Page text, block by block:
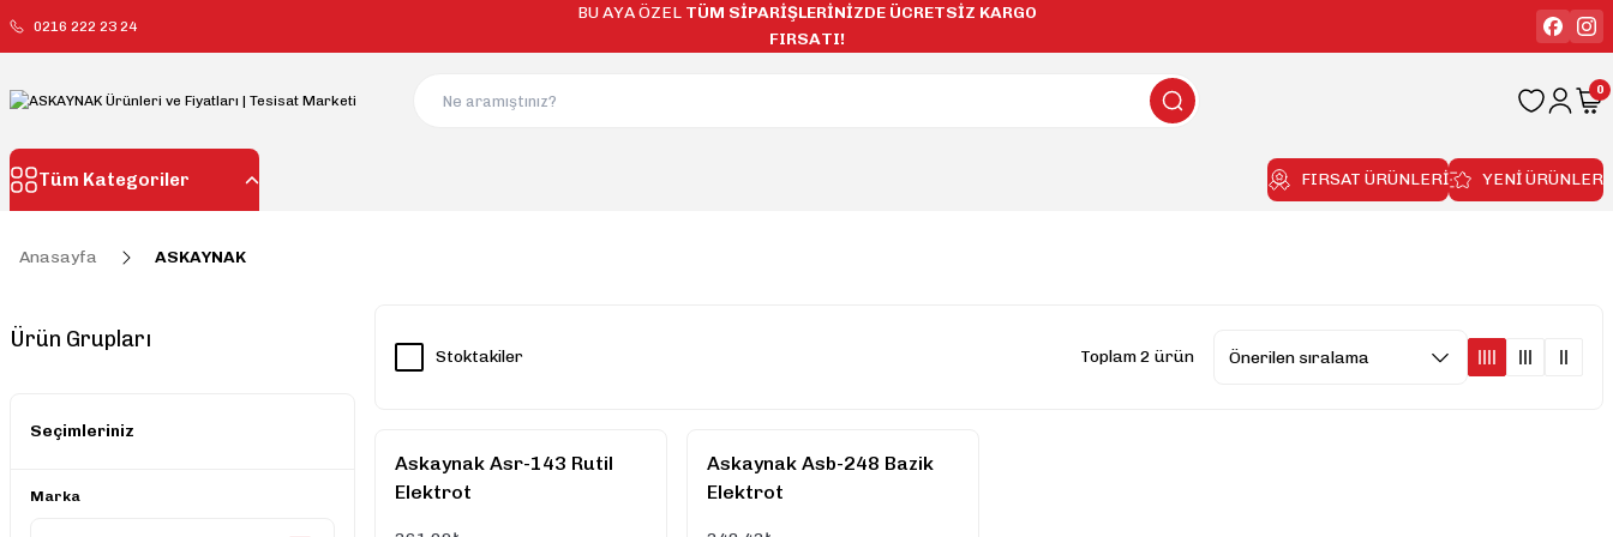
0216 222 23 24
BU AYA ÖZEL TÜM SİPARİŞLERİNİZDE ÜCRETSİZ KARGO
FIRSATI!
0
Tüm Kategoriler FIRSAT ÜRÜNLERİ YENİ ÜRÜNLER
Anasayfa ASKAYNAK
Ürün Grupları
Seçimleriniz
Marka
Stoktakiler Toplam 2 ürün
Askaynak Asr-143 Rutil
Elektrot
Askaynak Asb-248 Bazik
Elektrot